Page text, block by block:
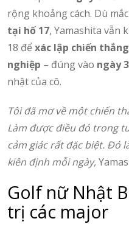
rộng khoảng cách. Dù mắc
tại hố 17, Yamashita vẫn
18 đểxác lập chiến
nghiệp – đúng vào ngày
nhật của cô.
Tôi đã mơ về một chiến
Làm được điều đó trong
cảm giác rất đặc biệt. Đó
kiên định mỗi ngày,
Golf nữ Nhật
trị các major